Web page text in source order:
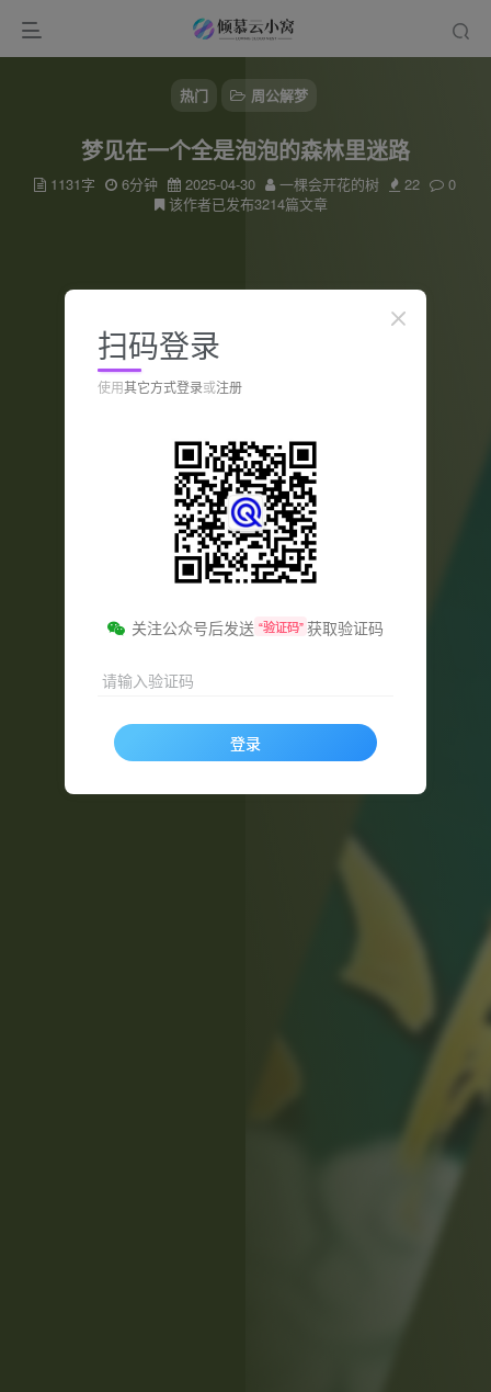
热门 周公解梦
梦见在一个全是泡泡的森林里迷路
1131字 6分钟 2025-04-30 一棵会开花的树 22
0
该作者已发布3214篇文章
扫码登录
使用其它方式登录或注册
关注公众号后发送 “验证码” 获取验证码
请输入验证码
登录